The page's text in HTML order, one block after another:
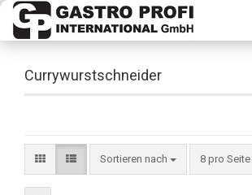
Currywurstschneider
Sortieren nach 8 pro Seite